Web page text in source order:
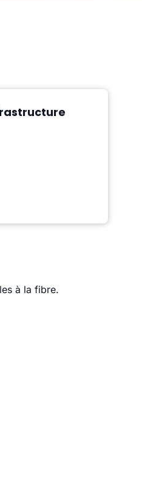
à la fibre.